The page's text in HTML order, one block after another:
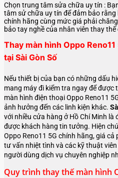
Chọn trung tâm sửa chữa uy tín :
tâm sử chữa uy tín để đảm bảo rằng
chính hãng cùng mức giá phải
bảo tay nghề của nhân viên thay
Thay màn hình Oppo
tại Sài Gòn Số
Nếu thiết bị của bạn có những dấu
mang máy đi kiểm tra ngay để
màn hình điện thoại Oppo Reno11
ảnh hưởng đến các linh kiện khác.
với nhiều cửa hàng ở Hồ Chí Minh là
được khách hàng tin tưởng. Hiện
Oppo Reno11 5G chính hãng, giá cả
tư vấn nhiệt tình và các kỹ thuật
người dùng dịch vụ chuyên nghiệp
Quy trình thay thế màn hình